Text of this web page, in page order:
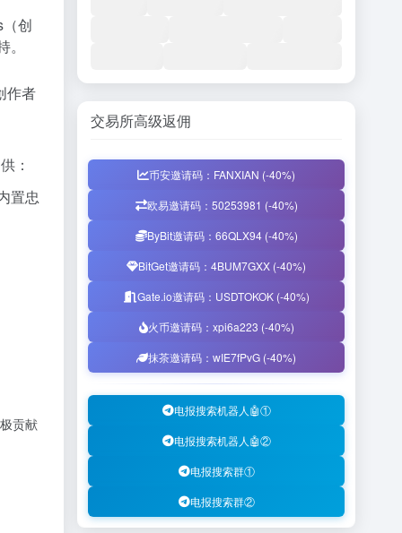
（创
作者
：
置忠
贡献
交易所高级返佣
币安邀请码：FANXIAN (-40%)
欧易邀请码：50253981 (-40%)
ByBit邀请码：66QLX94 (-40%)
BitGet邀请码：4BUM7GXX (-40%)
Gate.io邀请码：USDTOKOK (-40%)
火币邀请码：xpi6a223 (-40%)
抹茶邀请码：wIE7fPvG (-40%)
电报搜索机器人🤖①
电报搜索机器人🤖②
电报搜索群①
电报搜索群②